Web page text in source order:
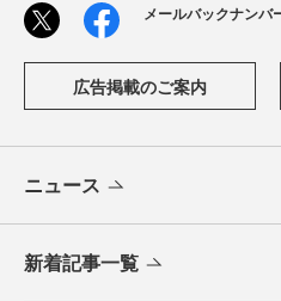
メールバックナンバ
広告掲載のご案内
ニュース
新着記事一覧